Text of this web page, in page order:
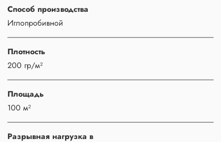
Способ производства
Иглопробивной
Плотность
200 гр/м²
Площадь
100 м²
Разрывная нагрузка в